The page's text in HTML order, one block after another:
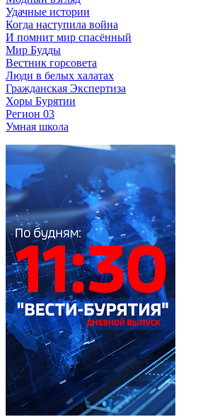
Удачные истории
Когда наступила война
И помнит мир спасённый
Мир Будды
Вестник горсовета
Люди в белых халатах
Гражданская Экспертиза
Хоры Бурятии
Регион 03
Умная школа